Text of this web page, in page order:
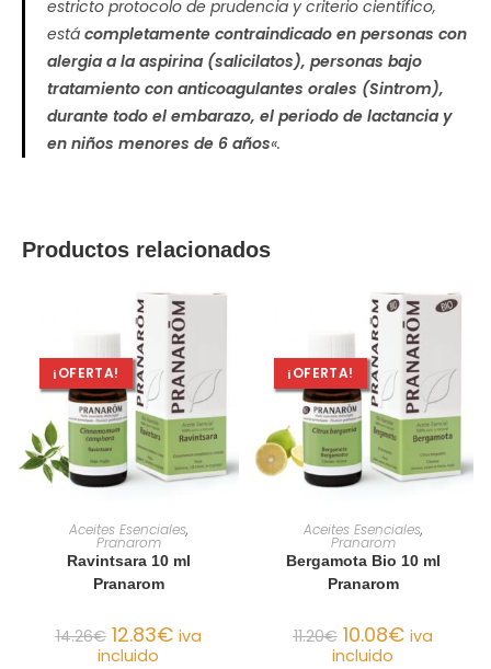
estricto protocolo de prudencia y criterio científico,
está completamente contraindicado en personas con
alergia a la aspirina (salicilatos), personas bajo
tratamiento con anticoagulantes orales (Sintrom),
durante todo el embarazo, el periodo de lactancia y
en niños menores de 6 años«.
Productos relacionados
¡OFERTA!
AÑADIR AL CARRITO
Aceites Esenciales,
Pranarom
Ravintsara 10 ml
Pranarom
14.26€ 12.83€ iva
incluido
¡OFERTA!
AÑADIR AL CARRITO
Aceites Esenciales,
Pranarom
Bergamota Bio 10 ml
Pranarom
11.20€ 10.08€ iva
incluido